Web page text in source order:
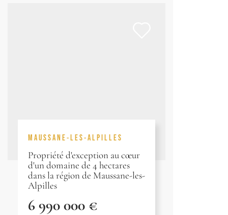
MAUSSANE-LES-ALPILLES
Propriété d'exception au cœur
d'un domaine de 4 hectares
dans la région de Maussane-les-
Alpilles
6 990 000 €